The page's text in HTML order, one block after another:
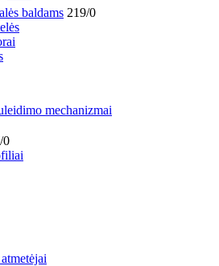
baldams 219/0
mechanizmai
0